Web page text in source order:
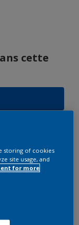
cette
storing of cookies
site usage, and
for more